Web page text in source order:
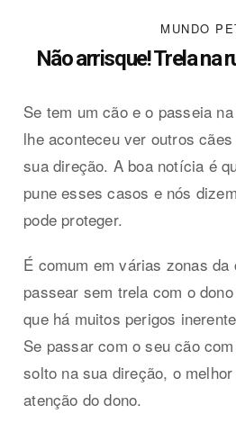
MUNDO
Não arrisque! Trela na
Se tem um cão e o passeia
lhe aconteceu ver outros
sua direção. A boa notícia é
pune esses casos e nós
pode proteger.
É comum em várias zonas
passear sem trela com o
que há muitos perigos
Se passar com o seu cão
solto na sua direção, o
atenção do dono.